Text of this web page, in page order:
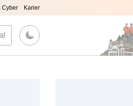
Cyber Karier